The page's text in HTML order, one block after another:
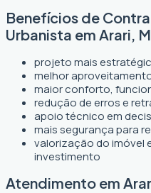
Benefícios de
Urbanista em Arari,
projeto mais
melhor
maior conforto,
redução de erros e
apoio técnico em
mais segurança para
valorização do imóvel
investimento
Atendimento em